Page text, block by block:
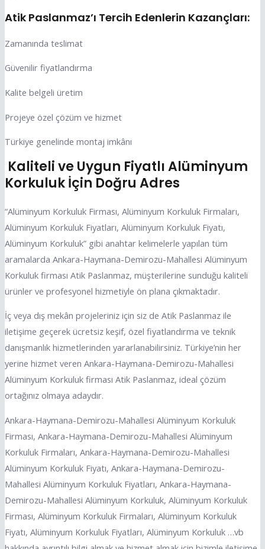
Atik Paslanmaz’ı Tercih Edenlerin Kazançları:
Zamanında teslimat
Güvenilir fiyatlandırma
Kalite belgeli üretim
Projeye özel çözüm ve hizmet
Türkiye genelinde montaj imkânı
Kaliteli ve Uygun Fiyatlı Alüminyum
Korkuluk İçin Doğru Adres
“Alüminyum Korkuluk Firması, Alüminyum Korkuluk Firmaları,
Alüminyum Korkuluk Fiyatları, Alüminyum Korkuluk Fiyatı,
Alüminyum Korkuluk” gibi anahtar kelimelerle yapılan tüm
aramalarda Ankara-Haymana-Demirozu-Mahallesi Alüminyum
Korkuluk firması Atik Paslanmaz, müşterilerine sunduğu kaliteli
ürünler ve profesyonel hizmetiyle ön plana çıkmaktadır.
İç veya dış mekân projeleriniz için siz de Atik Paslanmaz ile
iletişime geçerek ücretsiz keşif, özel fiyatlandırma ve teknik
danışmanlık hizmetlerinden yararlanabilirsiniz. Türkiye’nin her
yerine hizmet veren Ankara-Haymana-Demirozu-Mahallesi
Alüminyum Korkuluk firması Atik Paslanmaz, ideal çözüm
ortağınız olmaya adaydır.
Ankara-Haymana-Demirozu-Mahallesi Alüminyum Korkuluk
Firması, Ankara-Haymana-Demirozu-Mahallesi Alüminyum
Korkuluk Firmaları, Ankara-Haymana-Demirozu-Mahallesi
Alüminyum Korkuluk Fiyatı, Ankara-Haymana-Demirozu-
Mahallesi Alüminyum Korkuluk Fiyatları, Ankara-Haymana-
Demirozu-Mahallesi Alüminyum Korkuluk, Alüminyum Korkuluk
Firması, Alüminyum Korkuluk Firmaları, Alüminyum Korkuluk
Fiyatı, Alüminyum Korkuluk Fiyatları, Alüminyum Korkuluk …vb